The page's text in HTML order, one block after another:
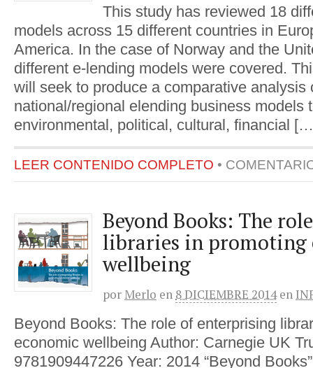
This study has reviewed 18
models across 15 different countries in
America. In the case of Norway and the
different e-lending models were covered.
will seek to produce a comparative analysis
national/regional elending business models
environmental, political, cultural, financial
LEER CONTENIDO COMPLETO •
Beyond Books: The
libraries in promoting
wellbeing
por Merlo en 8 DICIEMBRE 2014 en
Beyond Books: The role of enterprising
economic wellbeing Author: Carnegie UK
9781909447226 Year: 2014 “Beyond